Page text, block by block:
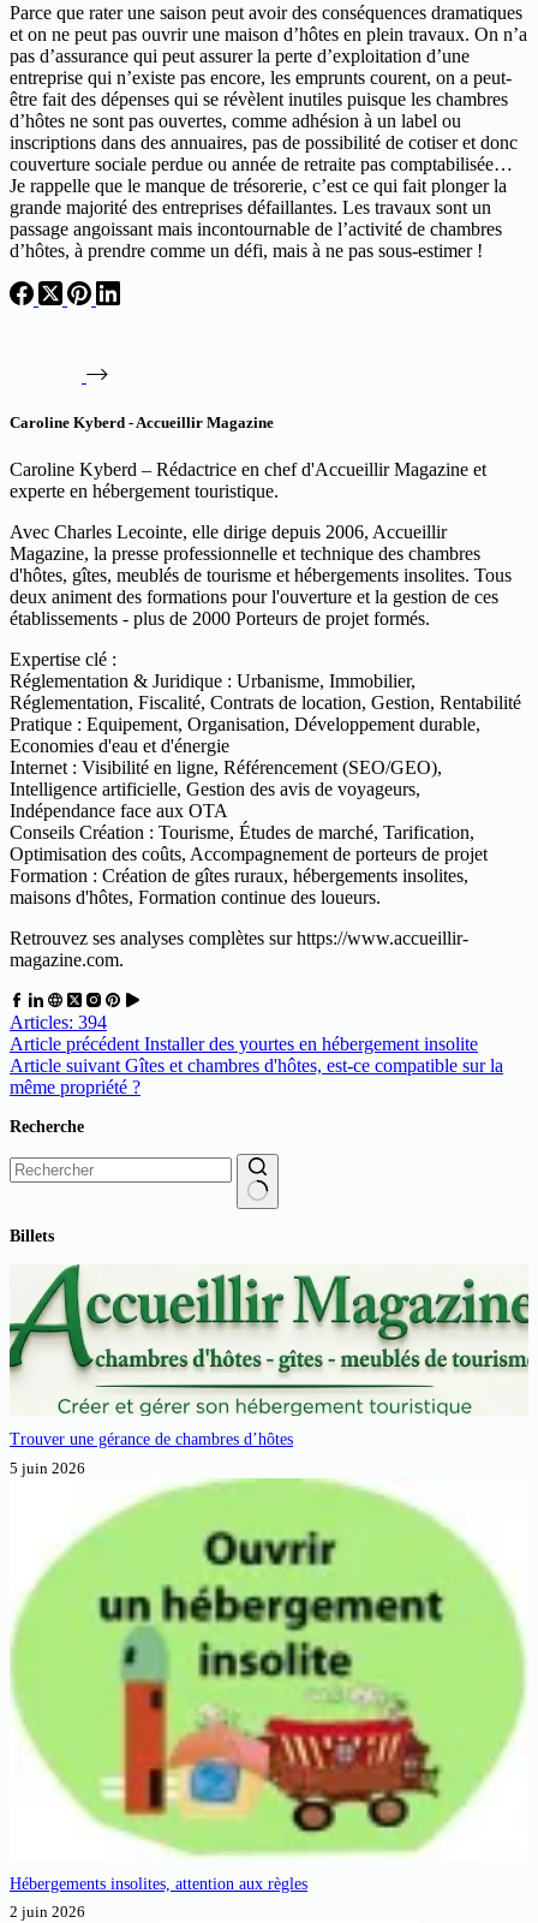
Parce que rater une saison peut avoir des conséquences dramatiques
et on ne peut pas ouvrir une maison d’hôtes en plein travaux. On n’a
pas d’assurance qui peut assurer la perte d’exploitation d’une
entreprise qui n’existe pas encore, les emprunts courent, on a peut-
être fait des dépenses qui se révèlent inutiles puisque les chambres
d’hôtes ne sont pas ouvertes, comme adhésion à un label ou
inscriptions dans des annuaires, pas de possibilité de cotiser et donc
couverture sociale perdue ou année de retraite pas comptabilisée…
Je rappelle que le manque de trésorerie, c’est ce qui fait plonger la
grande majorité des entreprises défaillantes. Les travaux sont un
passage angoissant mais incontournable de l’activité de chambres
d’hôtes, à prendre comme un défi, mais à ne pas sous-estimer !
Caroline Kyberd - Accueillir Magazine
Caroline Kyberd – Rédactrice en chef d'Accueillir Magazine et
experte en hébergement touristique.
Avec Charles Lecointe, elle dirige depuis 2006, Accueillir
Magazine, la presse professionnelle et technique des chambres
d'hôtes, gîtes, meublés de tourisme et hébergements insolites. Tous
deux animent des formations pour l'ouverture et la gestion de ces
établissements - plus de 2000 Porteurs de projet formés.
Expertise clé :
Réglementation & Juridique : Urbanisme, Immobilier,
Réglementation, Fiscalité, Contrats de location, Gestion, Rentabilité
Pratique : Equipement, Organisation, Développement durable,
Economies d'eau et d'énergie
Internet : Visibilité en ligne, Référencement (SEO/GEO),
Intelligence artificielle, Gestion des avis de voyageurs,
Indépendance face aux OTA
Conseils Création : Tourisme, Études de marché, Tarification,
Optimisation des coûts, Accompagnement de porteurs de projet
Formation : Création de gîtes ruraux, hébergements insolites,
maisons d'hôtes, Formation continue des loueurs.
Retrouvez ses analyses complètes sur https://www.accueillir-
magazine.com.
Articles: 394
Article précédent Installer des yourtes en hébergement insolite
Article suivant Gîtes et chambres d'hôtes, est-ce compatible sur la
même propriété ?
Recherche
résultat
Billets
Trouver une gérance de chambres d’hôtes
5 juin 2026
Hébergements insolites, attention aux règles
2 juin 2026